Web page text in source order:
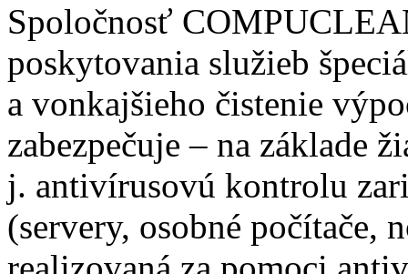
Spoločnosť
poskytovania služieb
a vonkajšieho čistenie
zabezpečuje – na základe
j. antivírusovú kontrolu
(servery, osobné počítače,